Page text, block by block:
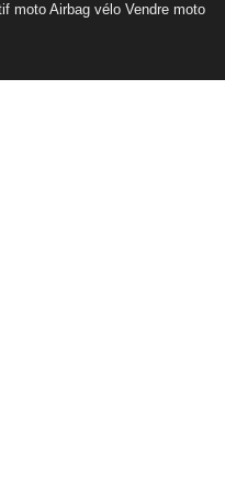
moto Airbag vélo Vendre moto